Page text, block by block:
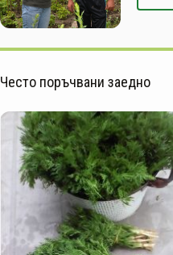
Често поръчвани заедно